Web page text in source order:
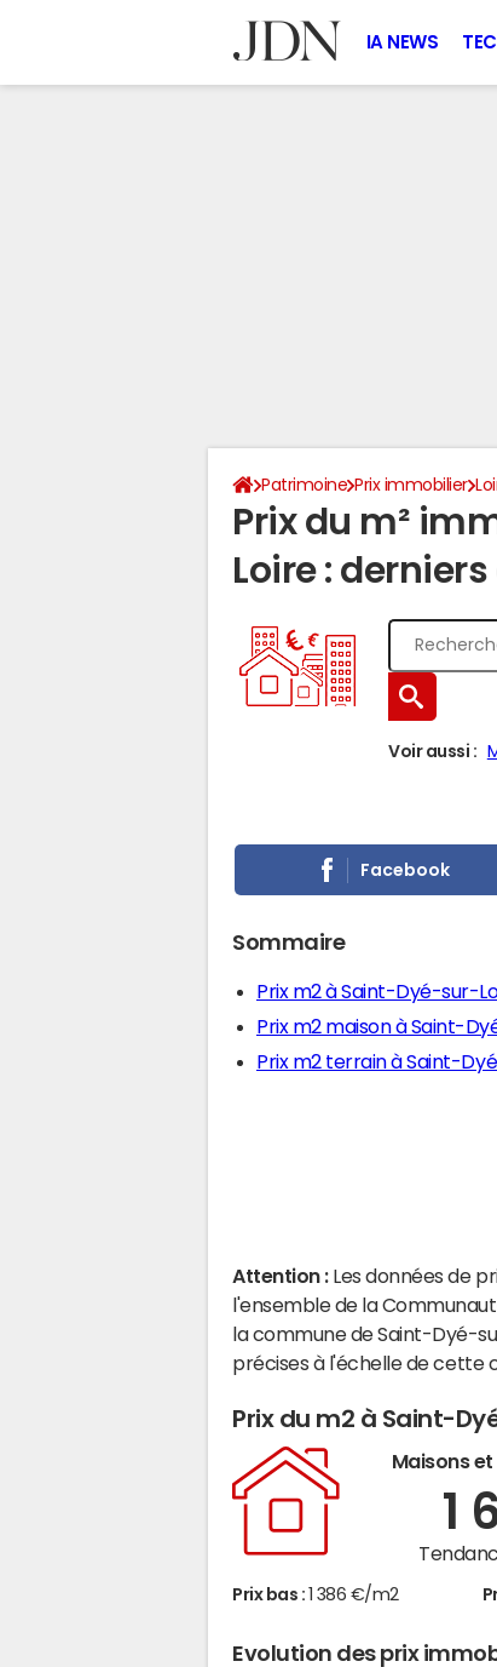
IA NEWS
Patrimoine Prix immobilier
Prix du m²
Loire :
Voir aussi :
Facebook
Sommaire
Prix m2 à Saint-Dyé-sur-
Prix m2 maison à Saint-
Prix m2 terrain à Saint-
Attention : Les données de
l'ensemble de la
la commune de Saint-Dyé-
précises à l'échelle de cette
Prix du m2 à Saint-
Maisons
1
Prix bas : 1 386 €/m2
Evolution des prix